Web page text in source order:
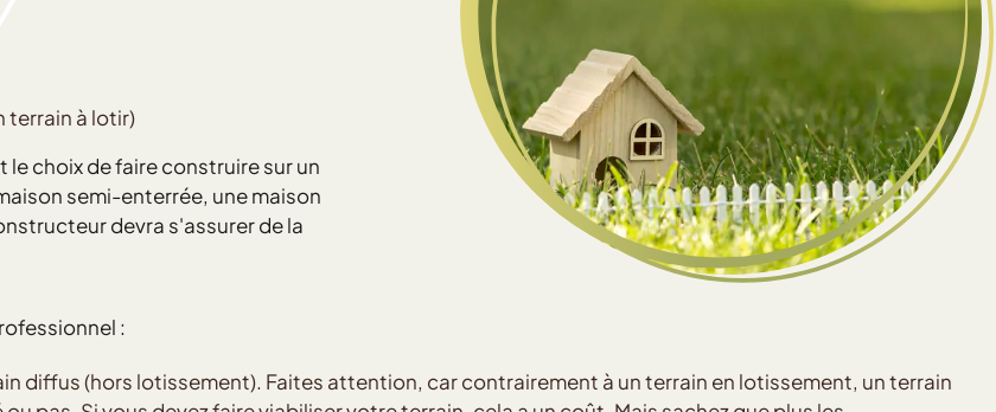
terrain à lotir)
le choix de faire construire sur un
semi-enterrée, une maison
devra s'assurer de la
:
diffus (hors lotissement). Faites attention, car contrairement à un terrain en lotissement, un terrain